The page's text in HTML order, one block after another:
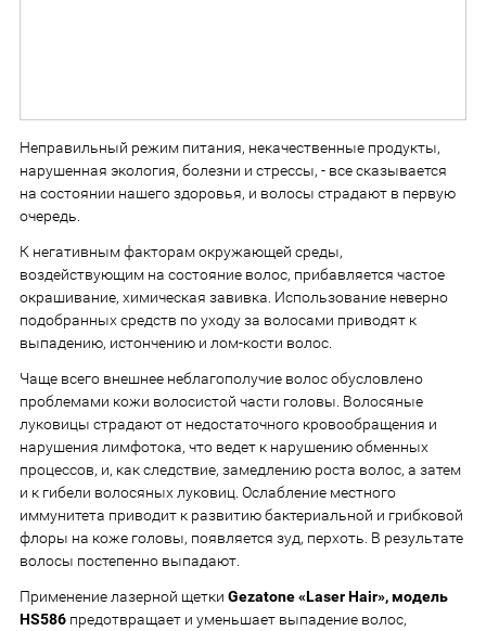
Неправильный режим питания, некачественные продукты,
нарушенная экология, болезни и стрессы, - все сказывается
на состоянии нашего здоровья, и волосы страдают в первую
очередь.
К негативным факторам окружающей среды,
воздействующим на состояние волос, прибавляется частое
окрашивание, химическая завивка. Использование неверно
подобранных средств по уходу за волосами приводят к
выпадению, истончению и лом-кости волос.
Чаще всего внешнее неблагополучие волос обусловлено
проблемами кожи волосистой части головы. Волосяные
луковицы страдают от недостаточного кровообращения и
нарушения лимфотока, что ведет к нарушению обменных
процессов, и, как следствие, замедлению роста волос, а затем
и к гибели волосяных луковиц. Ослабление местного
иммунитета приводит к развитию бактериальной и грибковой
флоры на коже головы, появляется зуд, перхоть. В результате
волосы постепенно выпадают.
Применение лазерной щетки Gezatone «Laser Hair», модель
HS586 предотвращает и уменьшает выпадение волос,